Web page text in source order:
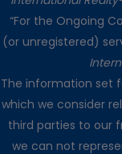
“For the Ongoing
(or unregistered)
The information set
which we consider
third parties to our
we can not